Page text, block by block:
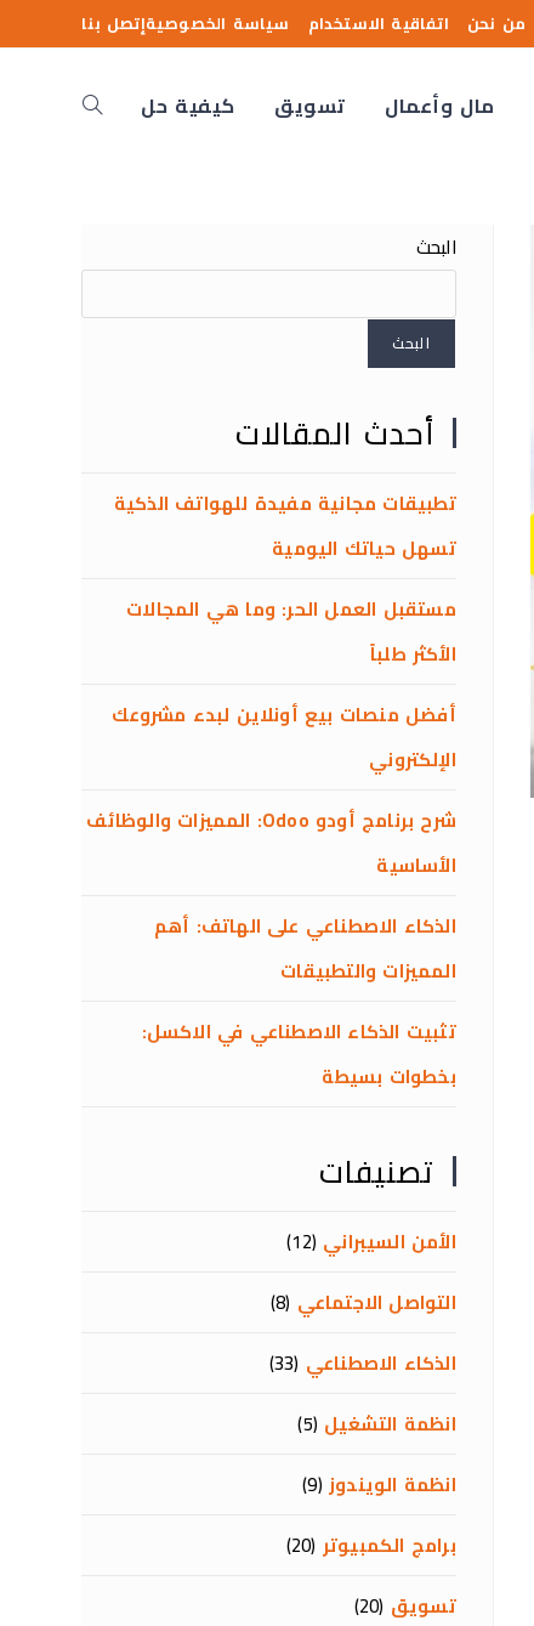
من نحن اتفاقية الاستخدام سياسة الخصوصيةإتصل بنا
مال وأعمال تسويق كيفية حل
البحث
البحث
أحدث المقالات
تطبيقات مجانية مفيدة للهواتف الذكية
تسهل حياتك اليومية
مستقبل العمل الحر: وما هي المجالات
الأكثر طلباً
أفضل منصات بيع أونلاين لبدء مشروعك
الإلكتروني
شرح برنامج أودو Odoo: المميزات والوظائف
الأساسية
الذكاء الاصطناعي على الهاتف: أهم
المميزات والتطبيقات
تثبيت الذكاء الاصطناعي في الاكسل:
بخطوات بسيطة
تصنيفات
الأمن السيبراني (12)
التواصل الاجتماعي (8)
الذكاء الاصطناعي (33)
انظمة التشغيل (5)
انظمة الويندوز (9)
برامج الكمبيوتر (20)
تسويق (20)